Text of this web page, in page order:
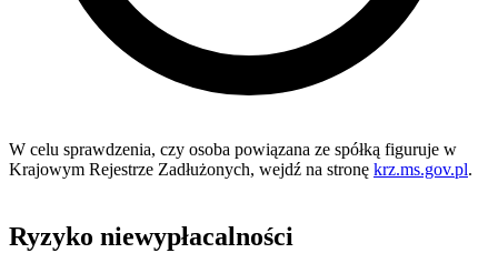
W celu sprawdzenia, czy osoba powiązana ze spółką figuruje w
Krajowym Rejestrze Zadłużonych, wejdź na stronę krz.ms.gov.pl.
Ryzyko niewypłacalności